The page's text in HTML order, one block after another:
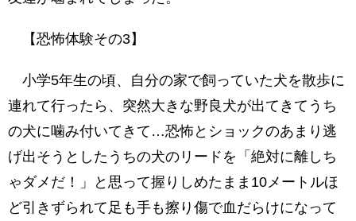
【恐怖体験その3】
小学5年生の頃、自分の家で飼っていた犬を散歩に
連れて行ったら、突然大きな野良犬が出てきてうち
の犬に噛み付いてきて…恐怖とショックのあまり逃
げ出そうとしたうちの犬のリードを「絶対に離しち
ゃダメだ！」と思って握りしめたまま10メートルほ
ど引きずられて足も手も擦り傷で血だらけになって